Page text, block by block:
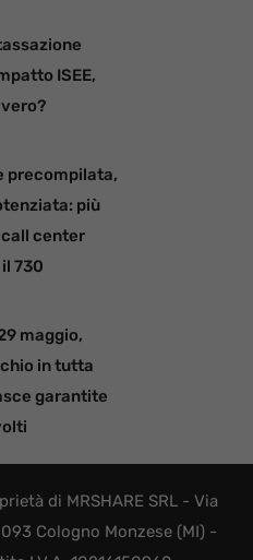
ISEE,
precompilata,
più
center
730
maggio,
in tutta
garantite
di MRSHARE SRL - Via
Cologno Monzese (MI) -